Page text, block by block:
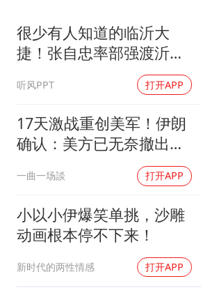
“China
把党建设得更
奋进开新局 实
很少有人知道的临沂大
捷！张自忠率部强渡沂
听风PPT 打开APP
17天激战重创美军！伊朗
确认：美方已无奈撤出两
一曲一场談 打开APP
小以小伊爆笑单挑，沙雕
动画根本停不下来！
新时代的两性情感 打开APP